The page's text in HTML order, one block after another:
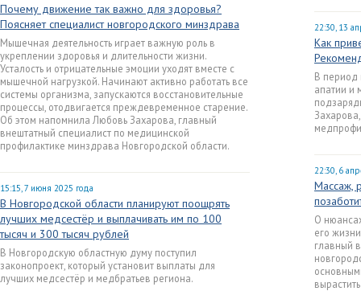
Почему движение так важно для здоровья?
Поясняет специалист новгородского минздрава
Мышечная деятельность играет важную роль в
укреплении здоровья и длительности жизни.
Усталость и отрицательные эмоции уходят вместе с
мышечной нагрузкой. Начинают активно работать все
системы организма, запускаются восстановительные
процессы, отодвигается преждевременное старение.
Об этом напомнила Любовь Захарова, главный
внештатный специалист по медицинской
профилактике минздрава Новгородской области.
15:15, 7 июня 2025 года
В Новгородской области планируют поощрять
лучших медсестёр и выплачивать им по 100
тысяч и 300 тысяч рублей
В Новгородскую областную думу поступил
законопроект, который установит выплаты для
лучших медсестёр и медбратьев региона.
22:30, 13
Как
В период
апатии и
22:30, 6
Массаж,
О
его
главный